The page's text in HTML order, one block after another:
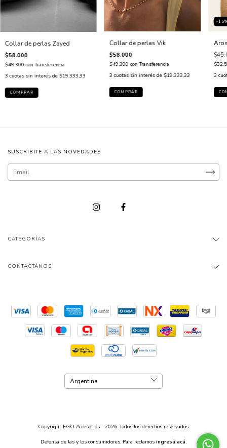
Collar de perlas Zayed
$58.000
$49.300con Transferencia
3 cuotas sin interés de $19.333,33
Collar de perlas Vik
$58.000
$49.300con Transferencia
3 cuotas sin interés de $19.333,33
-
3
SUSCRIBITE A LAS NOVEDADES
CATEGORÍAS
CONTACTÁNOS
Copyright EGO Accesorios - 2026. Todos los derechos reservados.
Defensa de las y los consumidores. Para reclamos ingresá acá.